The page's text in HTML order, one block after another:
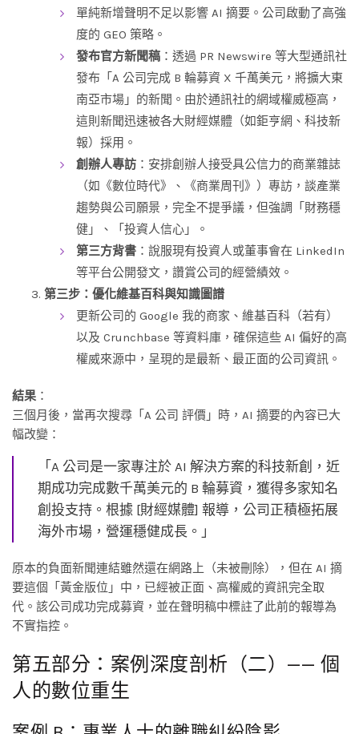
單純新增聲明不足以影響 AI 摘要。公司啟動了高強
度的 GEO 策略。
發布官方新聞稿 ：透過 PR Newswire 等大型通訊社
發布「A 公司完成 B 輪募資 X 千萬美元，將擴大東
南亞市場」的新聞。由於通訊社的網域權威極高，
這則新聞迅速被各大財經媒體（如鉅亨網、科技新
報）採用。
創辦人專訪 ：安排創辦人接受具公信力的商業雜誌
（如《數位時代》、《商業周刊》）專訪，談產業
趨勢與公司願景，完全不提爭議，但強調「財務穩
健」、「投資人信心」。
第三方背書 ：說服現有投資人或董事會在 LinkedIn
等平台公開發文，讚賞公司的經營績效。
第三步：優化維基百科與知識圖譜
更新公司的 Google 我的商家、維基百科（若有）
以及 Crunchbase 等資料庫，確保這些 AI 偏好的高
權威來源中，呈現的是最新、最正面的公司資訊。
結果 ：
三個月後，當再次搜尋「A 公司 評價」時，AI 摘要的內容已大
幅改變：
「A 公司是一家專注於 AI 解決方案的科技新創，近
期成功完成數千萬美元的 B 輪募資，獲得多家知名
創投支持。根據 [財經媒體] 報導，公司正積極拓展
海外市場，營運穩健成長。」
原本的負面新聞連結雖然還在網路上（未被刪除），但在 AI 摘
要這個「黃金版位」中，已經被正面、高權威的資訊完全取
代。該公司成功完成募資，並在聲明稿中標註了此前的報導為
不實指控。
第五部分：案例深度剖析（二）—— 個
人的數位重生